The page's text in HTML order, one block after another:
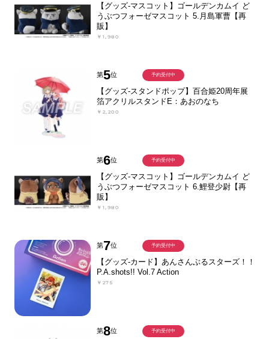
【グッズ-マスコット】ゴールデンカムイ ど
うぶつフォーゼマスコット 5.月島軍曹【再
販】
￥1,980
第5位
【グッズ-スタンドポップ】百合姫20周年展
箔アクリルスタンドE：あおのなち
￥2,200
予約受付中
第6位
【グッズ-マスコット】ゴールデンカムイ ど
うぶつフォーゼマスコット 6.鯉登少尉【再
販】
￥1,980
予約受付中
第7位
【グッズ-カード】あんさんぶるスターズ！！
P.A.shots!! Vol.7 Action
￥275
予約受付中
第8位 予約受付中